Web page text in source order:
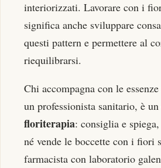
interiorizzati. Lavorare con i
significa anche sviluppare
questi pattern e permettere al
riequilibrarsi.
Chi accompagna con le
un professionista sanitario, è un
floriterapia: consiglia e
né vende le boccette con i fiori
farmacista con laboratorio